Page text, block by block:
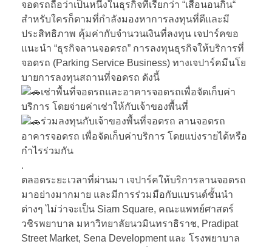
จอดรถถือว่าเป็นหนึ่งในธุรกิจที่เรียกว่า “เสือนอนกิน“
สำหรับใครก็ตามที่กำลังมองหาการลงทุนที่ดีและมี
ประสิทธิภาพ คุ้มค่ากับจำนวนเงินที่ลงทุน เจปาร์คขอ
แนะนำ “ธุรกิจลานจอดรถ” การลงทุนธุรกิจให้บริการที่
จอดรถ (Parking Service Business) ทางเจปาร์คมีนโย
บายการลงทุนสถานที่จอดรถ ดังนี้
เช่าพื้นที่จอดรถและอาคารจอดรถเพื่อจัดเก็บค่า
บริการ โดยจ่ายค่าเช่าให้กับเจ้าของพื้นที่
ร่วมลงทุนกับเจ้าของพื้นที่จอดรถ ลานจอดรถ
อาคารจอดรถ เพื่อจัดเก็บค่าบริการ โดยแบ่งรายได้หรือ
กำไรร่วมกัน
.
ตลอดระยะเวลาที่ผ่านมา เจปาร์คให้บริการลานจอดรถ
มาอย่างมากมาย และมีการร่วมมือกับแบรนด์ชั้นนำ
ต่างๆ ไม่ว่าจะเป็น Siam Square, คณะแพทย์ศาสตร์
วชิรพยาบาล มหาวิทยาลัยนวมินทราธิราช, Pradipat
Street Market, Sena Development และ โรงพยาบาล